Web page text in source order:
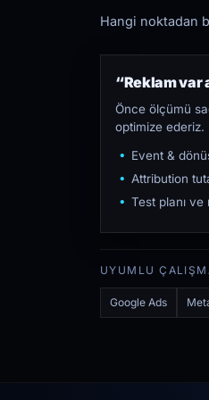
Hangi noktadan
“Reklam var
Önce ölçümü
optimize ederiz.
Event &
Attribution
Test planı ve
UYUMLU
Google Ads